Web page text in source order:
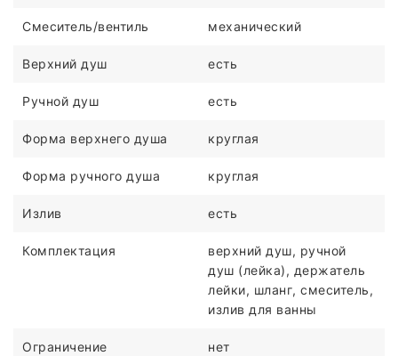
Смеситель/вентиль механический
Верхний душ есть
Ручной душ есть
Форма верхнего душа круглая
Форма ручного душа круглая
Излив есть
Комплектация
верхний душ, ручной
душ (лейка), держатель
лейки, шланг, смеситель,
излив для ванны
Ограничение
нет